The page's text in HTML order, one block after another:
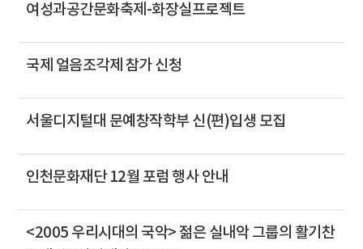
여성과공간문화축제-화장실프로젝트
국제 얼음조각제 참가 신청
서울디지털대 문예창작학부 신(편)입생 모집
인천문화재단 12월 포럼 행사 안내
<2005 우리시대의 국악> 젊은 실내악 그룹의 활기찬